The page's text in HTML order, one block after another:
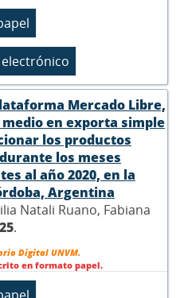
Mercado Libre,
medio en exporta simple
los productos
los meses
al año 2020, en la
Argentina
Natali Ruano, Fabiana
.
Digital UNVM.
en formato papel.